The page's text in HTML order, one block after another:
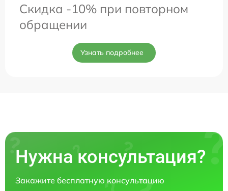
Скидка -10% при повторном
обращении
Узнать подробнее
Нужна консультация?
Закажите бесплатную консультацию